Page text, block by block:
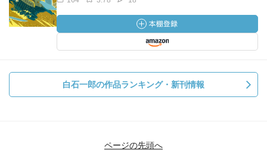
白石一郎の作品ランキング・新刊情報
ページの先頭へ